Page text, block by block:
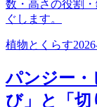
数・高さの役割
ぐします。
植物とくらす
パンジー・
び」と「切